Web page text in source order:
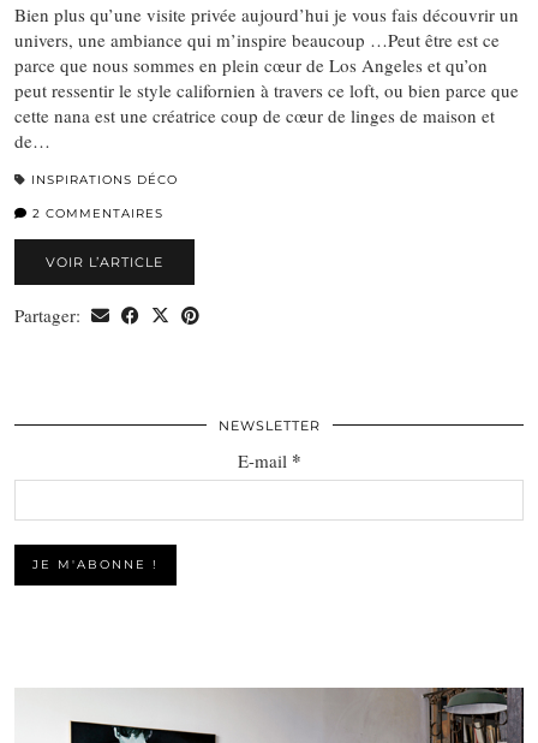
Bien plus qu’une visite privée aujourd’hui je vous fais découvrir un
univers, une ambiance qui m’inspire beaucoup …Peut être est ce
parce que nous sommes en plein cœur de Los Angeles et qu’on
peut ressentir le style californien à travers ce loft, ou bien parce que
cette nana est une créatrice coup de cœur de linges de maison et
de…
INSPIRATIONS DÉCO
2 COMMENTAIRES
VOIR L’ARTICLE
Partager:
NEWSLETTER
E-mail *